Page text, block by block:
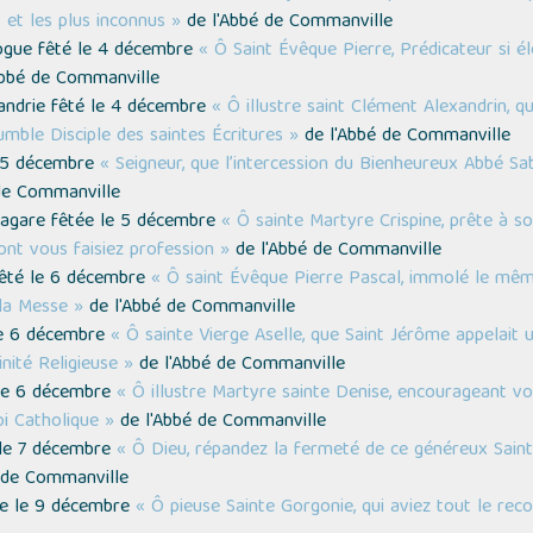
les plus inconnus » de l'Abbé de Commanville
fêté le 4 décembre « Ô Saint Évêque Pierre, Prédicateur si
de Commanville
fêté le 4 décembre « Ô illustre saint Clément Alexandrin,
Disciple des saintes Écritures » de l'Abbé de Commanville
décembre « Seigneur, que l’intercession du Bienheureux Abbé
Commanville
fêtée le 5 décembre « Ô sainte Martyre Crispine, prête à
vous faisiez profession » de l'Abbé de Commanville
le 6 décembre « Ô saint Évêque Pierre Pascal, immolé le
Messe » de l'Abbé de Commanville
décembre « Ô sainte Vierge Aselle, que Saint Jérôme
Religieuse » de l'Abbé de Commanville
6 décembre « Ô illustre Martyre sainte Denise, encourageant
Catholique » de l'Abbé de Commanville
7 décembre « Ô Dieu, répandez la fermeté de ce généreux
Commanville
le 9 décembre « Ô pieuse Sainte Gorgonie, qui aviez tout le